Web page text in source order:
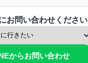
お問い合わせください
からお問い合わせ